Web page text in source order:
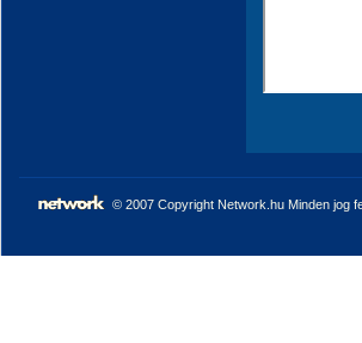
© 2007 Copyright Network.hu Minden jog